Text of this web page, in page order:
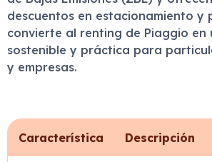
descuentos en estacionamiento y
convierte al renting de Piaggio en
sostenible y práctica para
y empresas.
Característica Descripción